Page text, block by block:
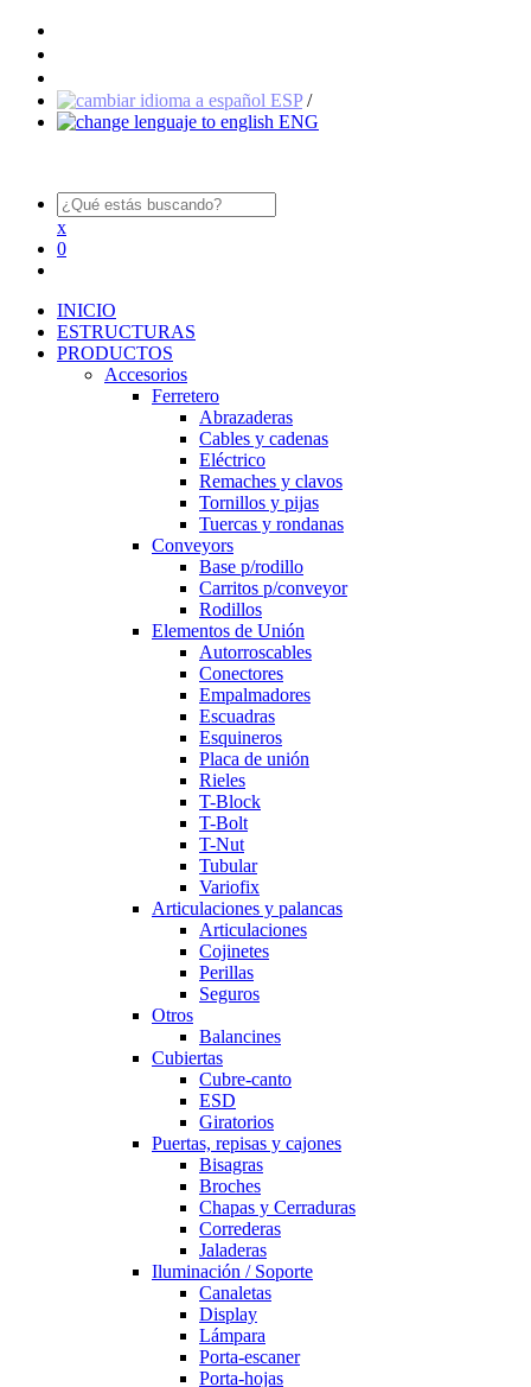
ESP/
ENG
x
0
INICIO
ESTRUCTURAS
PRODUCTOS
Accesorios
Ferretero
Abrazaderas
Cables y cadenas
Eléctrico
Remaches y clavos
Tornillos y pijas
Tuercas y rondanas
Conveyors
Base p/rodillo
Carritos p/conveyor
Rodillos
Elementos de Unión
Autorroscables
Conectores
Empalmadores
Escuadras
Esquineros
Placa de unión
Rieles
T-Block
T-Bolt
T-Nut
Tubular
Variofix
Articulaciones y palancas
Articulaciones
Cojinetes
Perillas
Seguros
Otros
Balancines
Cubiertas
Cubre-canto
ESD
Giratorios
Puertas, repisas y cajones
Bisagras
Broches
Chapas y Cerraduras
Correderas
Jaladeras
Iluminación / Soporte
Canaletas
Display
Lámpara
Porta-escaner
Porta-hojas